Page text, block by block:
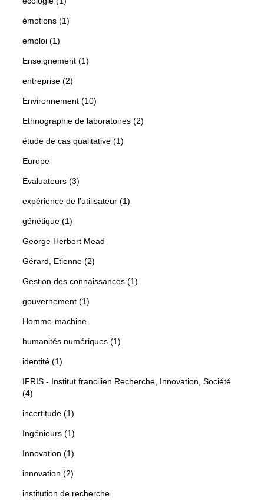
émotions (1)
emploi (1)
Enseignement (1)
entreprise (2)
Environnement (10)
Ethnographie de laboratoires (2)
étude de cas qualitative (1)
Europe
Evaluateurs (3)
expérience de l’utilisateur (1)
génétique (1)
George Herbert Mead
Gérard, Etienne (2)
Gestion des connaissances (1)
gouvernement (1)
Homme-machine
humanités numériques (1)
identité (1)
IFRIS - Institut francilien Recherche, Innovation, Société
(4)
incertitude (1)
Ingénieurs (1)
Innovation (1)
innovation (2)
institution de recherche